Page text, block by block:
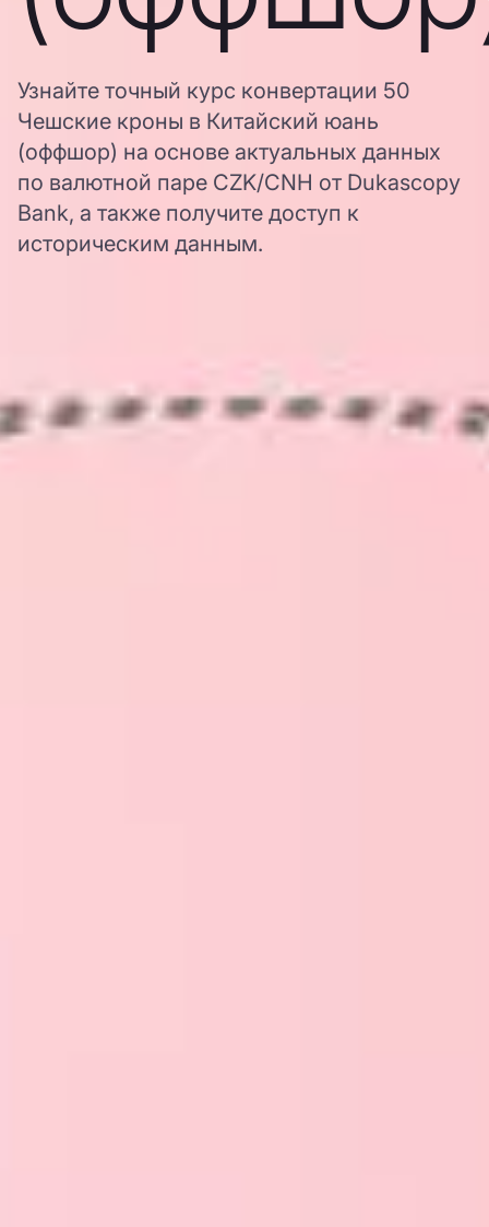
Узнайте точный курс конвертации 50
Чешские кроны в Китайский юань
(оффшор) на основе актуальных данных
по валютной паре CZK/CNH от Dukascopy
Bank, а также получите доступ к
историческим данным.